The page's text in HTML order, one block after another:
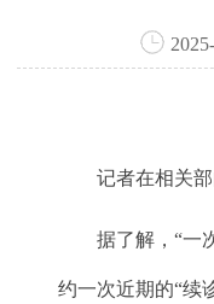
记者在相关部门
据了解，“一次
约一次近期的“续